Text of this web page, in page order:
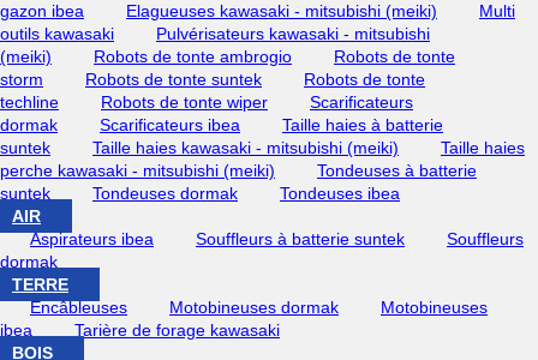
gazon ibea
Elagueuses kawasaki - mitsubishi (meiki)
Multi
outils kawasaki
Pulvérisateurs kawasaki - mitsubishi
(meiki)
Robots de tonte ambrogio
Robots de tonte
storm
Robots de tonte suntek
Robots de tonte
techline
Robots de tonte wiper
Scarificateurs
dormak
Scarificateurs ibea
Taille haies à batterie
suntek
Taille haies kawasaki - mitsubishi (meiki)
Taille haies
perche kawasaki - mitsubishi (meiki)
Tondeuses à batterie
suntek
Tondeuses dormak
Tondeuses ibea
AIR
Aspirateurs ibea
Souffleurs à batterie suntek
Souffleurs
dormak
TERRE
Encâbleuses
Motobineuses dormak
Motobineuses
ibea
Tarière de forage kawasaki
BOIS